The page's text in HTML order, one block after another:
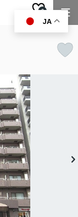
お気に入り
0
JA